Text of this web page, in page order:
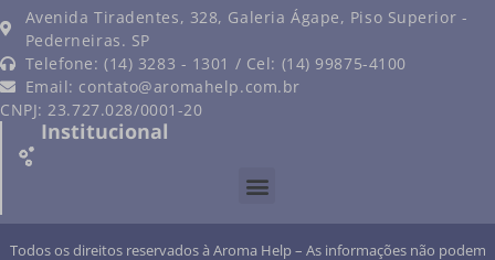
Avenida Tiradentes, 328, Galeria Ágape, Piso Superior -
Pederneiras. SP
Telefone: (14) 3283 - 1301 / Cel: (14) 99875-4100
Email: contato@aromahelp.com.br
CNPJ: 23.727.028/0001-20
Institucional
Todos os direitos reservados à Aroma Help – As informações não podem